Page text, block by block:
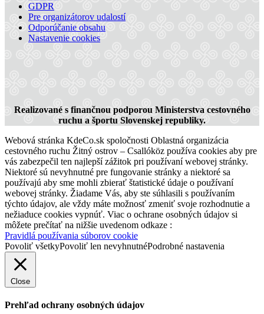
Hotel Legend
Dunajská Streda
Hotel
GDPR
Pre organizátorov udalostí
Odporúčanie obsahu
Nastavenie cookies
Realizované s finančnou podporou Ministerstva cestovného
ruchu a športu Slovenskej republiky.
Webová stránka KdeCo.sk spoločnosti Oblastná organizácia
cestovného ruchu Žitný ostrov – Csallóköz používa cookies aby pre
vás zabezpečil ten najlepší zážitok pri používaní webovej stránky.
Niektoré sú nevyhnutné pre fungovanie stránky a niektoré sa
používajú aby sme mohli zbierať štatistické údaje o používaní
webovej stránky. Žiadame Vás, aby ste súhlasili s používaním
týchto údajov, ale vždy máte možnosť zmeniť svoje rozhodnutie a
nežiaduce cookies vypnúť. Viac o ochrane osobných údajov si
môžete prečítať na nižšie uvedenom odkaze :
Pravidlá používania súborov cookie
Povoliť všetkyPovoliť len nevyhnutnéPodrobné nastavenia
Close
Prehľad ochrany osobných údajov